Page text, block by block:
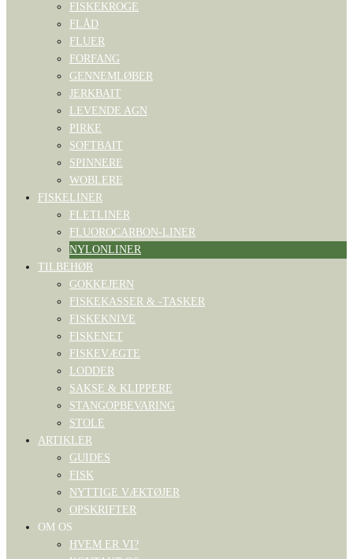
FISKEKROGE
FLÅD
FLUER
FORFANG
GENNEMLØBER
JERKBAIT
LEVENDE AGN
PIRKE
SOFTBAIT
SPINNERE
WOBLERE
FISKELINER
FLETLINER
FLUOROCARBON-LINER
NYLONLINER
TILBEHØR
GOKKEJERN
FISKEKASSER & -TASKER
FISKEKNIVE
FISKENET
FISKEVÆGTE
LODDER
SAKSE & KLIPPERE
STANGOPBEVARING
STOLE
ARTIKLER
GUIDES
FISK
NYTTIGE VÆKTØJER
OPSKRIFTER
OM OS
HVEM ER VI?